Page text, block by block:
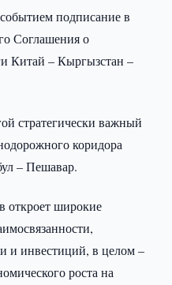
подписание в
Соглашения о
Китай – Кыргызстан –
стратегически важный
коридора
– Пешавар.
откроет широкие
и инвестиций, в целом –
роста на